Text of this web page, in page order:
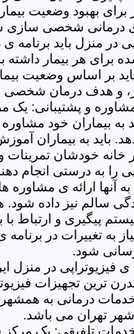
برای بهبود وضعیت
ی درمانی شخصی سازی
در منزل باید
برای هر بیمار داشته
بر اساس وضعیت
و هدف درمان
و پشتیبانی: یک
به بیماران خود
دهد. باید به بیماران
خانه خودشان تمرینات
را به درستی انجام
به آنها ارائه ی مشاوره
سالم نیز داده شود.
پیگیری و ارتباط با
به تغییرات در برنامه
شود.
فیزیوتراپی در منزل
ترین تجهیزات
درمانی به
تهران می باشد.
تلفیقی: یک مرکز